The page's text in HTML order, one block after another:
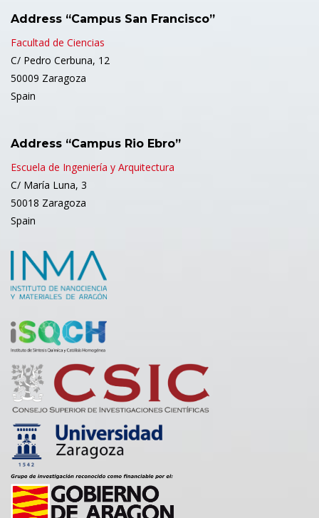
Address “Campus San Francisco”
Facultad de Ciencias
C/ Pedro Cerbuna, 12
50009 Zaragoza
Spain
Address “Campus Rio Ebro”
Escuela de Ingeniería y Arquitectura
C/ María Luna, 3
50018 Zaragoza
Spain